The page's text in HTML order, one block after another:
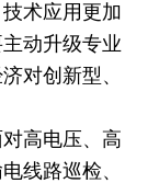
术应用更加
动升级专业
对创新型、
高电压、高
线路巡检、